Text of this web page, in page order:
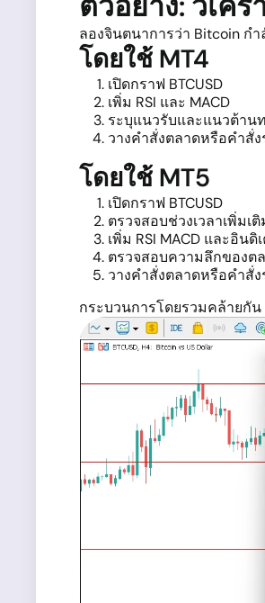
ลองจินตนาการว่า Bitcoin ก
โดยใช้ MT4
เปิดกราฟ BTCUSD
เพิ่ม RSI และ MACD
ระบุแนวรับและแนวต้าน
วางคำสั่งตลาดหรือคำสั่
โดยใช้ MT5
เปิดกราฟ BTCUSD
ตรวจสอบช่วงเวลาเพิ่มเ
เพิ่ม RSI MACD และอินดิ
ตรวจสอบความลึกของต
วางคำสั่งตลาดหรือคำสั่
กระบวนการโดยรวมคล้ายกั